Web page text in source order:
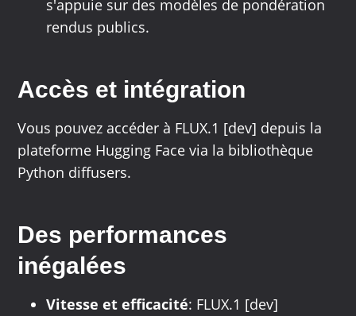
s'appuie sur des modèles de pondération
rendus publics.
Accès et intégration
Vous pouvez accéder à FLUX.1 [dev] depuis la
plateforme Hugging Face via la bibliothèque
Python diffusers.
Des performances
inégalées
Vitesse et efficacité: FLUX.1 [dev]